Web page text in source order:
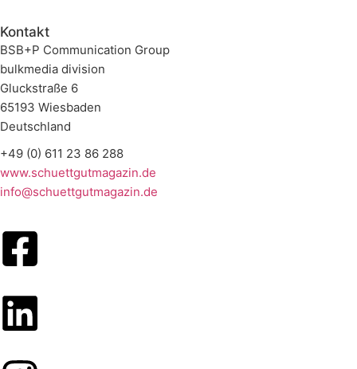
Kontakt
BSB+P Communication Group
bulkmedia division
Gluckstraße 6
65193 Wiesbaden
Deutschland
+49 (0) 611 23 86 288
www.schuettgutmagazin.de
info@schuettgutmagazin.de